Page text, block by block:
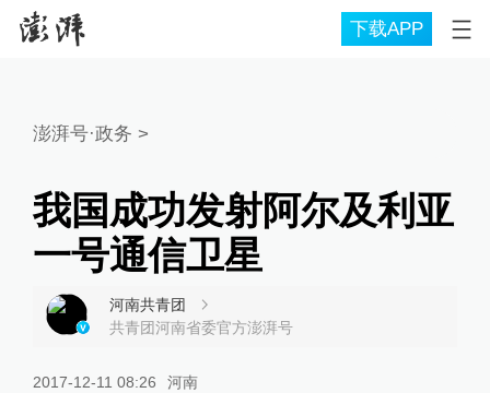
下载APP
澎湃号·政务 >
我国成功发射阿尔及利亚
一号通信卫星
河南共青团
共青团河南省委官方澎湃号
2017-12-11 08:26 河南